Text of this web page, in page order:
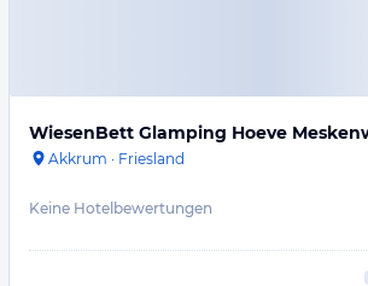
WiesenBett Glamping Hoeve
Akkrum · Friesland
Keine Hotelbewertungen